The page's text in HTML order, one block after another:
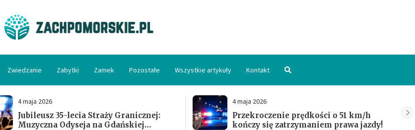
Zwiedzanie Zabytki Zamek Pozostałe Wszystkie artykuły Kontakt
4 maja 2026
Jubileusz 35-lecia Straży Granicznej:
Muzyczna Odyseja na Gdańskiej
4 maja 2026
Przekroczenie prędkości o 51 km/h
kończy się zatrzymaniem prawa jazdy!